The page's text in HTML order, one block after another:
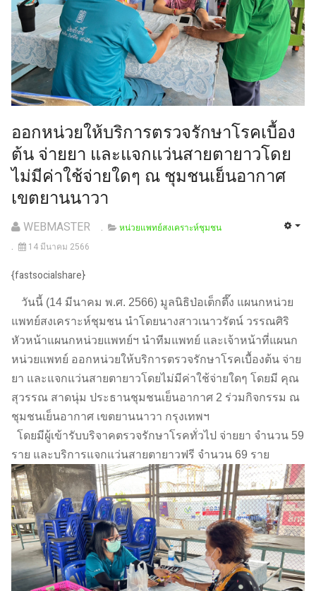
ออกหน่วยให้บริการตรวจรักษาโรคเบื้อง
ต้น จ่ายยา และแจกแว่นสายตายาวโดย
ไม่มีค่าใช้จ่ายใดๆ ณ ชุมชนเย็นอากาศ
เขตยานนาวา
WEBMASTER
หน่วยแพทย์สงเคราะห์ชุมชน
14 มีนาคม 2566
{fastsocialshare}
วันนี้ (14 มีนาคม พ.ศ. 2566) มูลนิธิป่อเต็กตึ๊ง แผนกหน่วย
แพทย์สงเคราะห์ชุมชน นำโดยนางสาวเนาวรัตน์ วรรณศิริ
หัวหน้าแผนกหน่วยแพทย์ฯ นำทีมแพทย์ และเจ้าหน้าที่แผนก
หน่วยแพทย์ ออกหน่วยให้บริการตรวจรักษาโรคเบื้องต้น จ่าย
ยา และแจกแว่นสายตายาวโดยไม่มีค่าใช้จ่ายใดๆ โดยมี คุณ
สุวรรณ สาดนุ่ม ประธานชุมชนเย็นอากาศ 2 ร่วมกิจกรรม ณ
ชุมชนเย็นอากาศ เขตยานนาวา กรุงเทพฯ
โดยมีผู้เข้ารับบริจาคตรวจรักษาโรคทั่วไป จ่ายยา จำนวน 59
ราย และบริการแจกแว่นสายตายาวฟรี จำนวน 69 ราย